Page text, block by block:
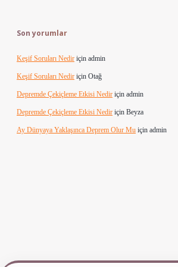
Son yorumlar
Keşif Soruları Nedir için admin
Keşif Soruları Nedir için Otağ
Depremde Çekiçleme Etkisi Nedir için admin
Depremde Çekiçleme Etkisi Nedir için Beyza
Ay Dünyaya Yaklaşınca Deprem Olur Mu için admin
girişilbet yeni girişwww.betexper.xyz/